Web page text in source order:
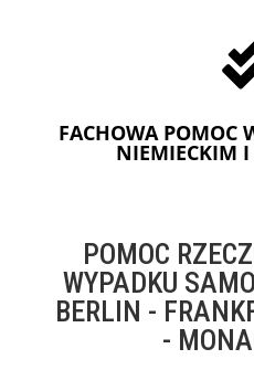
FACHOWA POMOC
NIEMIECKIM
POMOC
WYPADKU
BERLIN -
-